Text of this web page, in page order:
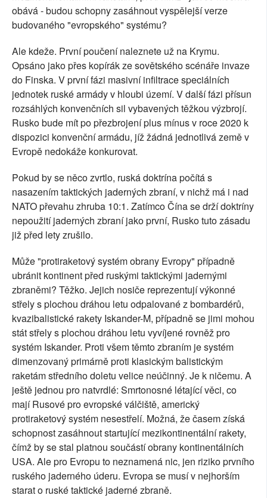
obává - budou schopny zasáhnout vyspělejší verze
budovaného "evropského" systému?
Ale kdeže. První poučení naleznete už na Krymu.
Opsáno jako přes kopírák ze sovětského scénáře invaze
do Finska. V první fázi masivní infiltrace speciálních
jednotek ruské armády v hloubi území. V další fázi přísun
rozsáhlých konvenčních sil vybavených těžkou výzbrojí.
Rusko bude mít po přezbrojení plus mínus v roce 2020 k
dispozici konvenční armádu, jíž žádná jednotlivá země v
Evropě nedokáže konkurovat.
Pokud by se něco zvrtlo, ruská doktrína počítá s
nasazením taktických jaderných zbraní, v nichž má i nad
NATO převahu zhruba 10:1. Zatímco Čína se drží doktríny
nepoužití jaderných zbraní jako první, Rusko tuto zásadu
již před lety zrušilo.
Může "protiraketový systém obrany Evropy" případně
ubránit kontinent před ruskými taktickými jadernými
zbraněmi? Těžko. Jejich nosiče reprezentují výkonné
střely s plochou dráhou letu odpalované z bombardérů,
kvazibalistické rakety Iskander-M, případně se jimi mohou
stát střely s plochou dráhou letu vyvíjené rovněž pro
systém Iskander. Proti všem těmto zbraním je systém
dimenzovaný primárně proti klasickým balistickým
raketám středního doletu velice neúčinný. Je k ničemu. A
ještě jednou pro natvrdlé: Smrtonosné létající věci, co
mají Rusové pro evropské válčiště, americký
protiraketový systém nesestřelí. Možná, že časem získá
schopnost zasáhnout startující mezikontinentální rakety,
čímž by se stal platnou součástí obrany kontinentálních
USA. Ale pro Evropu to neznamená nic, jen riziko prvního
ruského jaderného úderu. Evropa se musí v nejhorším
starat o ruské taktické jaderné zbraně.